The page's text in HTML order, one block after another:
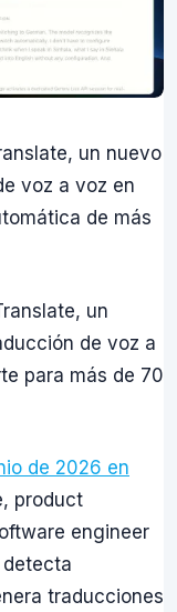
un nuevo
voz a voz en
de más
un
de voz a
para más de 70
de 2026 en
product
engineer
detecta
traducciones